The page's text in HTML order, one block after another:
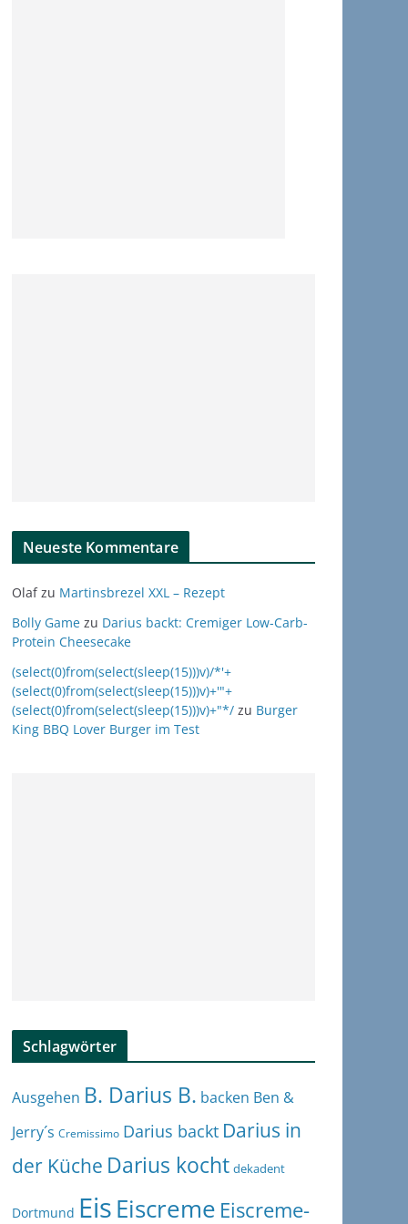
Neueste Kommentare
Olafzu Martinsbrezel XXL – Rezept
Bolly Game zu Darius backt: Cremiger Low-Carb-
Protein Cheesecake
(select(0)from(select(sleep(15)))v)/*'+
(select(0)from(select(sleep(15)))v)+'"+
(select(0)from(select(sleep(15)))v)+"*/ zu Burger
King BBQ Lover Burger im Test
Schlagwörter
Ausgehen B. Darius B. backen Ben &
Jerry´s Cremissimo Darius backt Darius in
der Küche Darius kocht dekadent
Dortmund EisEiscreme Eiscreme-